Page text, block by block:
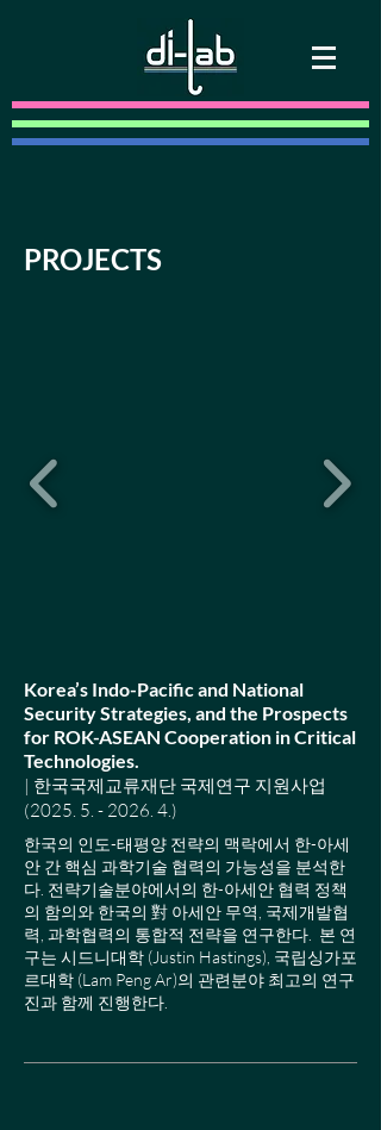
PROJECTS
Korea’s Indo-Pacific and National
Security Strategies, and the Prospects
for ROK-ASEAN Cooperation in Critical
Technologies.
| 한국국제교류재단 국제연구 지원사업
(2025. 5. - 2026. 4.)
한국의 인도-태평양 전략의 맥락에서 한-아세
안 간 핵심 과학기술 협력의 가능성을 분석한
다. 전략기술분야에서의 한-아세안 협력 정책
의 함의와 한국의 對 아세안 무역, 국제개발협
력, 과학협력의 통합적 전략을 연구한다. 본 연
구는 시드니대학 (Justin Hastings), 국립싱가포
르대학 (Lam Peng Ar)의 관련분야 최고의 연구
진과 함께 진행한다.